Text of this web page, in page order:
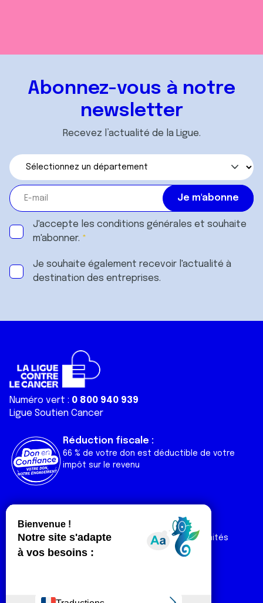
Abonnez-vous à notre
newsletter
Recevez l’actualité de la Ligue.
J'accepte les conditions générales et souhaite
m'abonner.
Je souhaite également recevoir l'actualité à
destination des entreprises.
Numéro vert : 0 800 940 939
Ligue Soutien Cancer
Réduction fiscale :
66 % de votre don est déductible de votre
impôt sur le revenu
Liens utiles
Nos actualités
Nos publications
Contact
Espace Ligue & comités
Espace chercheur